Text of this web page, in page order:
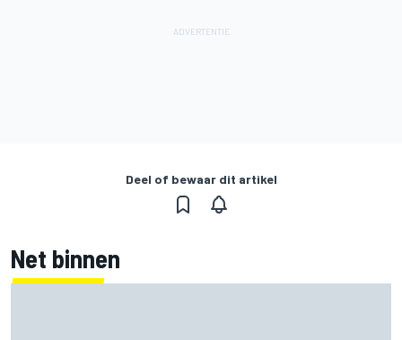
Deel of bewaar dit artikel
Net binnen